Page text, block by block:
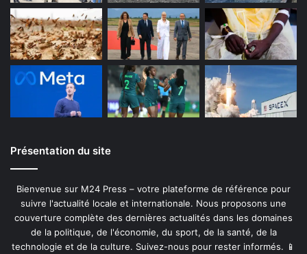
Présentation du site
Bienvenue sur M24 Press – votre plateforme de référence pour
suivre l'actualité locale et internationale. Nous proposons une
couverture complète des dernières actualités dans les domaines
de la politique, de l'économie, du sport, de la santé, de la
technologie et de la culture. Suivez-nous pour rester informés. 📱